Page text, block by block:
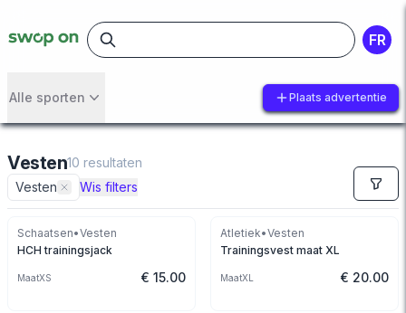
FR
Alle sporten Plaats advertentie
Vesten10 resultaten
Vesten
Wis filters
Schaatsen•Vesten
HCH trainingsjack
MaatXS € 15.00
Atletiek•Vesten
Trainingsvest maat XL
MaatXL € 20.00